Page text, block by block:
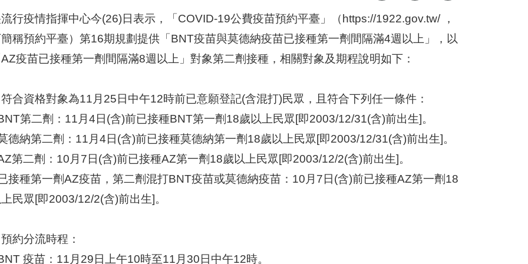
行疫情指揮中心今(26)日表示，「COVID-19公費疫苗預約平臺」（https://1922.gov.tw/ ，
稱預約平臺）第16期規劃提供「BNT疫苗與莫德納疫苗已接種第一劑間隔滿4週以上」，以
疫苗已接種第一劑間隔滿8週以上」對象第二劑接種，相關對象及期程說明如下：
合資格對象為11月25日中午12時前已意願登記(含混打)民眾，且符合下列任一條件：
第二劑：11月4日(含)前已接種BNT第一劑18歲以上民眾[即2003/12/31(含)前出生]。
德納第二劑：11月4日(含)前已接種莫德納第一劑18歲以上民眾[即2003/12/31(含)前出生]。
第二劑：10月7日(含)前已接種AZ第一劑18歲以上民眾[即2003/12/2(含)前出生]。
接種第一劑AZ疫苗，第二劑混打BNT疫苗或莫德納疫苗：10月7日(含)前已接種AZ第一劑18
民眾[即2003/12/2(含)前出生]。
約分流時程：
疫苗：11月29日上午10時至11月30日中午12時。